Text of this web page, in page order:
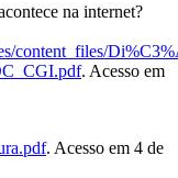
na internet?
content_files/
. Acesso em
. Acesso em 4 de